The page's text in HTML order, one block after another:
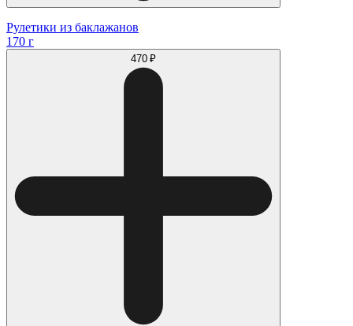
Рулетики из баклажанов
170 г
470 ₽